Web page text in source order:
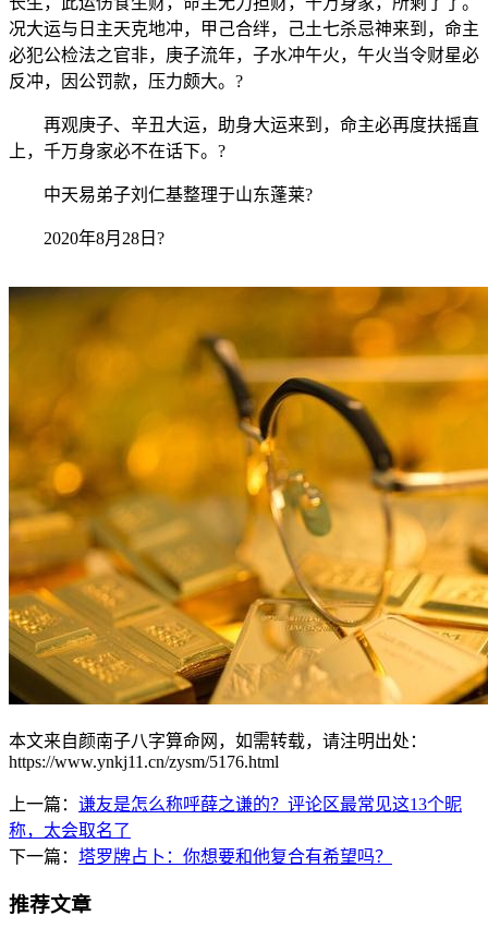
况大运与日主天克地冲，甲己合绊，己土七杀忌神来到，命主
必犯公检法之官非，庚子流年，子水冲午火，午火当令财星必
反冲，因公罚款，压力颇大。?
再观庚子、辛丑大运，助身大运来到，命主必再度扶摇直
上，千万身家必不在话下。?
中天易弟子刘仁基整理于山东蓬莱?
2020年8月28日?
本文来自颜南子八字算命网，如需转载，请注明出处：
https://www.ynkj11.cn/zysm/5176.html
上一篇： 谦友是怎么称呼薛之谦的？评论区最常见这13个昵
称，太会取名了
下一篇： 塔罗牌占卜：你想要和他复合有希望吗？
推荐文章